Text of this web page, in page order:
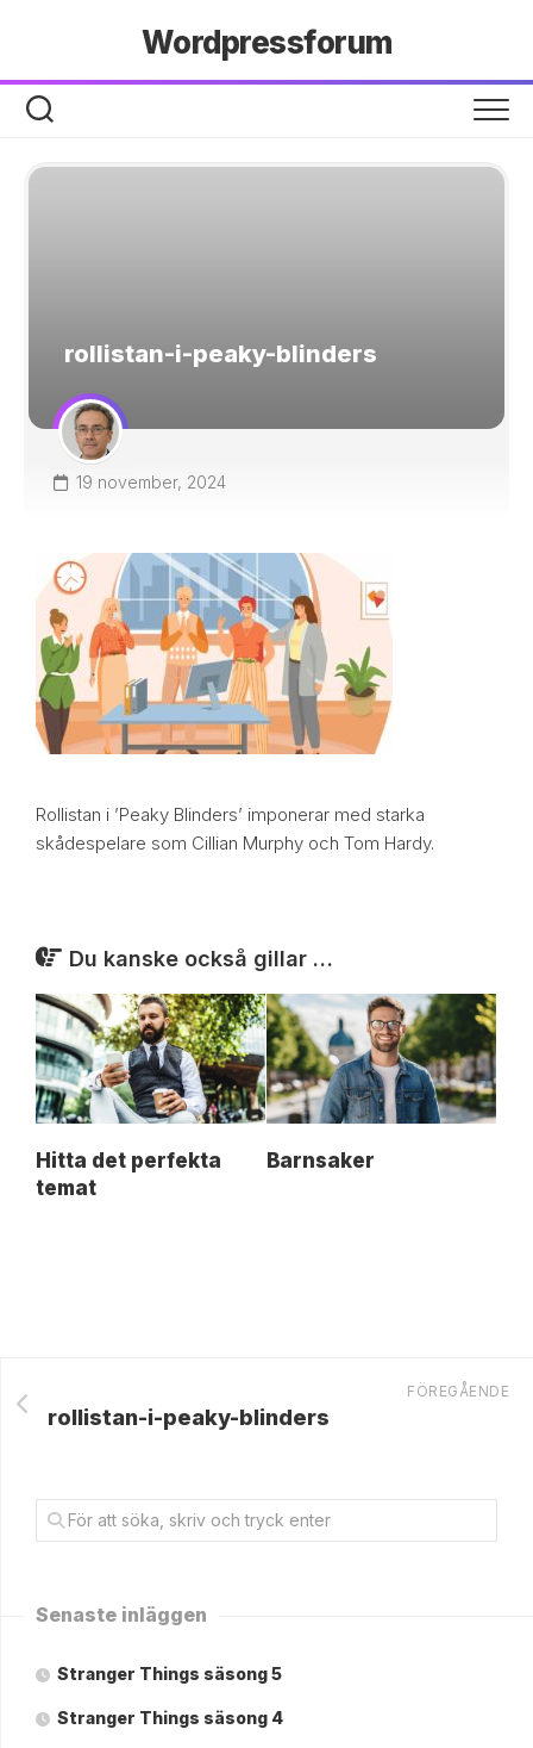
Wordpressforum
rollistan-i-peaky-blinders
19 november, 2024
Rollistan i ’Peaky Blinders’ imponerar med starka
skådespelare som Cillian Murphy och Tom Hardy.
Du kanske också gillar …
Hitta det perfekta
temat
Barnsaker
FÖREGÅENDE
rollistan-i-peaky-blinders
Senaste inläggen
Stranger Things säsong 5
Stranger Things säsong 4